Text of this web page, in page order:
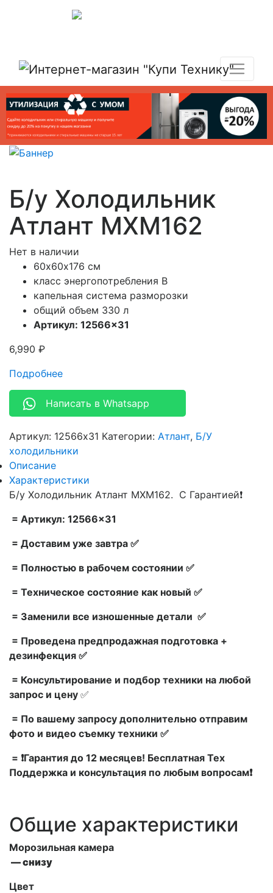
Б/у Холодильник
Атлант МХМ162
Нет в наличии
60х60х176 см
класс энергопотребления B
капельная система разморозки
общий объем 330 л
Артикул: 12566×31
6,990 ₽
Подробнее
Написать в Whatsapp
Артикул: 12566x31 Категории: Атлант, Б/У
холодильники
Описание
Характеристики
Б/у Холодильник Атлант МХМ162. С Гарантией❗
= Артикул: 12566×31
= Доставим уже завтра ✅
= Полностью в рабочем состоянии ✅
= Техническое состояние как новый ✅
= Заменили все изношенные детали ✅
= Проведена предпродажная подготовка +
дезинфекция ✅
= Консультирование и подбор техники на любой
запрос и цену ✅
= По вашему запросу дополнительно отправим
фото и видео съемку техники ✅
= ❗Гарантия до 12 месяцев! Бесплатная Тех
Поддержка и консультация по любым вопросам❗
Общие характеристики
Морозильная камера
— снизу
Цвет